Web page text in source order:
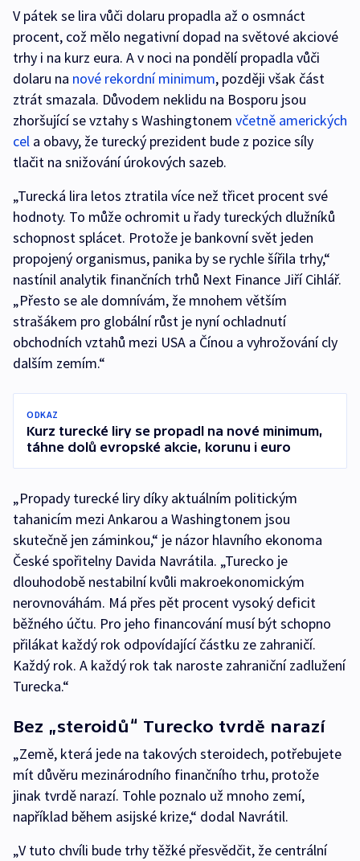
V pátek se lira vůči dolaru propadla až o osmnáct
procent, což mělo negativní dopad na světové akciové
trhy i na kurz eura. A v noci na pondělí propadla vůči
dolaru na nové rekordní minimum, později však část
ztrát smazala. Důvodem neklidu na Bosporu jsou
zhoršující se vztahy s Washingtonem včetně amerických
cel a obavy, že turecký prezident bude z pozice síly
tlačit na snižování úrokových sazeb.
„Turecká lira letos ztratila více než třicet procent své
hodnoty. To může ochromit u řady tureckých dlužníků
schopnost splácet. Protože je bankovní svět jeden
propojený organismus, panika by se rychle šířila trhy,“
nastínil analytik finančních trhů Next Finance Jiří Cihlář.
„Přesto se ale domnívám, že mnohem větším
strašákem pro globální růst je nyní ochladnutí
obchodních vztahů mezi USA a Čínou a vyhrožování cly
dalším zemím.“
ODKAZ
Kurz turecké liry se propadl na nové minimum,
táhne dolů evropské akcie, korunu i euro
„Propady turecké liry díky aktuálním politickým
tahanicím mezi Ankarou a Washingtonem jsou
skutečně jen záminkou,“ je názor hlavního ekonoma
České spořitelny Davida Navrátila. „Turecko je
dlouhodobě nestabilní kvůli makroekonomickým
nerovnováhám. Má přes pět procent vysoký deficit
běžného účtu. Pro jeho financování musí být schopno
přilákat každý rok odpovídající částku ze zahraničí.
Každý rok. A každý rok tak naroste zahraniční zadlužení
Turecka.“
Bez „steroidů“ Turecko tvrdě narazí
„Země, která jede na takových steroidech, potřebujete
mít důvěru mezinárodního finančního trhu, protože
jinak tvrdě narazí. Tohle poznalo už mnoho zemí,
například během asijské krize,“ dodal Navrátil.
„V tuto chvíli bude trhy těžké přesvědčit, že centrální